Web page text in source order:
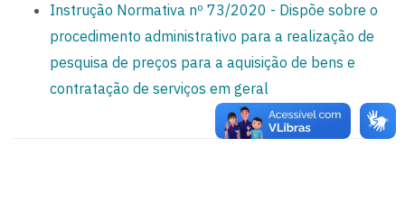
Instrução Normativa nº 73/2020 - Dispõe sobre o
procedimento administrativo para a realização de
pesquisa de preços para a aquisição de bens e
contratação de serviços em geral